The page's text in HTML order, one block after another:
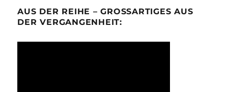
AUS DER REIHE – GROSSARTIGES AUS D
ER VERGANGENHEIT: